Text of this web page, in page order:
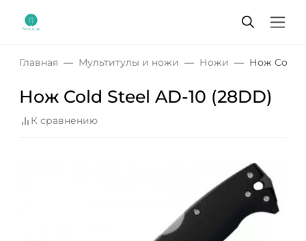
Главная Мультитулы и ножи Ножи Нож Cold
Нож Cold Steel AD-10 (28DD)
К сравнению